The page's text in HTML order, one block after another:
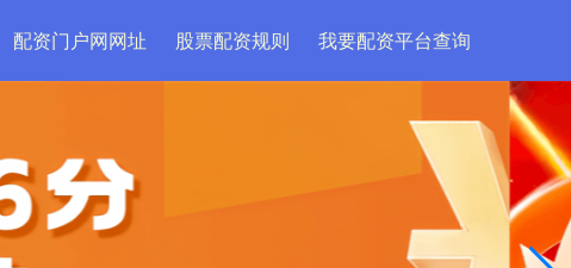
配资门户网网址 股票配资规则 我要配资平台查询